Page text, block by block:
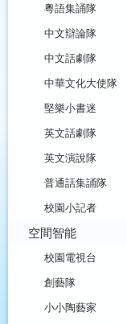
粵語集誦隊
中文辯論隊
中文話劇隊
中華文化大使隊
堅樂小書迷
英文話劇隊
英文演說隊
普通話集誦隊
校園小記者
空間智能
校園電視台
創藝隊
小小陶藝家